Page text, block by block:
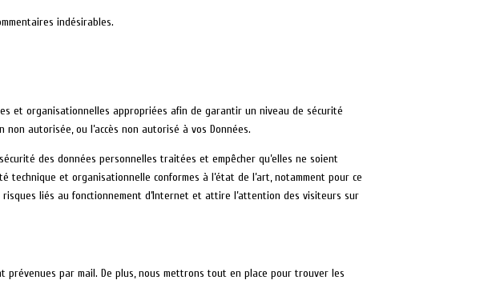
indésirables.
et organisationnelles appropriées afin de garantir un niveau de sécurité
autorisée, ou l’accès non autorisé à vos Données.
des données personnelles traitées et empêcher qu’elles ne soient
et organisationnelle conformes à l’état de l’art, notamment pour ce
liés au fonctionnement d’Internet et attire l’attention des visiteurs sur
prévenues par mail. De plus, nous mettrons tout en place pour trouver les